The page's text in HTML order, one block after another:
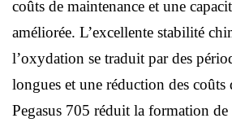
coûts de maintenance et une
améliorée. L’excellente stabilité
l’oxydation se traduit par des
longues et une réduction des
Pegasus 705 réduit la formation de